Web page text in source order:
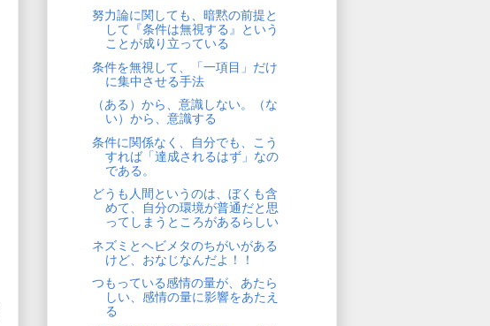
努力論に関しても、暗黙の前提と
して『条件は無視する』という
ことが成り立っている
条件を無視して、「一項目」だけ
に集中させる手法
（ある）から、意識しない。（な
い）から、意識する
条件に関係なく、自分でも、こう
すれば「達成されるはず」なの
である。
どうも人間というのは、ぼくも含
めて、自分の環境が普通だと思
ってしまうところがあるらしい
ネズミとヘビメタのちがいがある
けど、おなじなんだよ！！
つもっている感情の量が、あたら
しい、感情の量に影響をあたえ
る